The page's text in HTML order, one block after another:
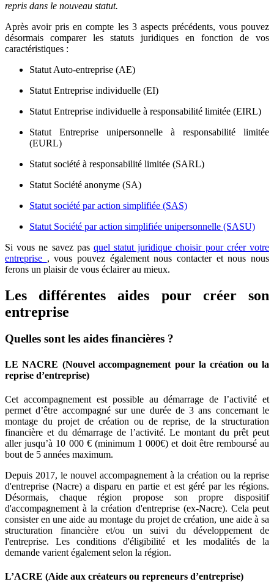
repris dans le nouveau statut.
Après avoir pris en compte les 3 aspects précédents, vous pouvez
désormais comparer les statuts juridiques en fonction de vos
caractéristiques :
Statut Auto-entreprise (AE)
Statut Entreprise individuelle (EI)
Statut Entreprise individuelle à responsabilité limitée (EIRL)
Statut Entreprise unipersonnelle à responsabilité limitée
(EURL)
Statut société à responsabilité limitée (SARL)
Statut Société anonyme (SA)
Statut société par action simplifiée (SAS)
Statut Société par action simplifiée unipersonnelle (SASU)
Si vous ne savez pas quel statut juridique choisir pour créer votre
entreprise , vous pouvez également nous contacter et nous nous
ferons un plaisir de vous éclairer au mieux.
Les différentes aides pour créer son
entreprise
Quelles sont les aides financières ?
LE NACRE (Nouvel accompagnement pour la création ou la
reprise d’entreprise)
Cet accompagnement est possible au démarrage de l’activité et
permet d’être accompagné sur une durée de 3 ans concernant le
montage du projet de création ou de reprise, de la structuration
financière et du démarrage de l’activité. Le montant du prêt peut
aller jusqu’à 10 000 € (minimum 1 000€) et doit être remboursé au
bout de 5 années maximum.
Depuis 2017, le nouvel accompagnement à la création ou la reprise
d'entreprise (Nacre) a disparu en partie et est géré par les régions.
Désormais, chaque région propose son propre dispositif
d'accompagnement à la création d'entreprise (ex-Nacre). Cela peut
consister en une aide au montage du projet de création, une aide à sa
structuration financière et/ou un suivi du développement de
l'entreprise. Les conditions d'éligibilité et les modalités de la
demande varient également selon la région.
L’ACRE (Aide aux créateurs ou repreneurs d’entreprise)